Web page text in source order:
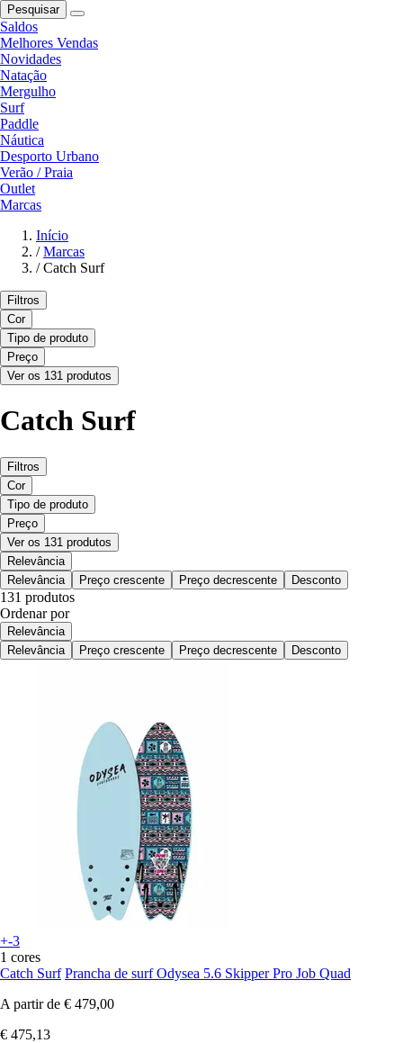
Pesquisar
Saldos
Melhores Vendas
Novidades
Natação
Mergulho
Surf
Paddle
Náutica
Desporto Urbano
Verão / Praia
Outlet
Marcas
Início
/ Marcas
/ Catch Surf
Filtros
Cor
Tipo de produto
Preço
Ver os 131 produtos
Catch Surf
Filtros
Cor
Tipo de produto
Preço
Ver os 131 produtos
Relevância
Relevância
Preço crescente Preço decrescente Desconto
131 produtos
Ordenar por
Relevância
Relevância
Preço crescente Preço decrescente Desconto
+-3
1 cores
Catch Surf Prancha de surf Odysea 5.6 Skipper Pro Job Quad
A partir de € 479,00
€ 475,13